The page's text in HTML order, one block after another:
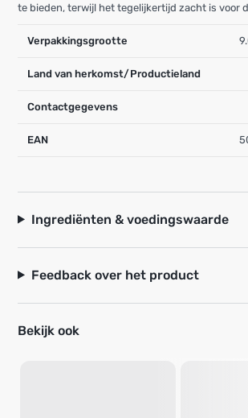
te bieden, terwijl het tegelijkertijd zacht is voor
Verpakkingsgrootte
Land van herkomst/Productieland
Contactgegevens
EAN
Ingrediënten & voedingswaarde
Feedback over het product
Bekijk ook